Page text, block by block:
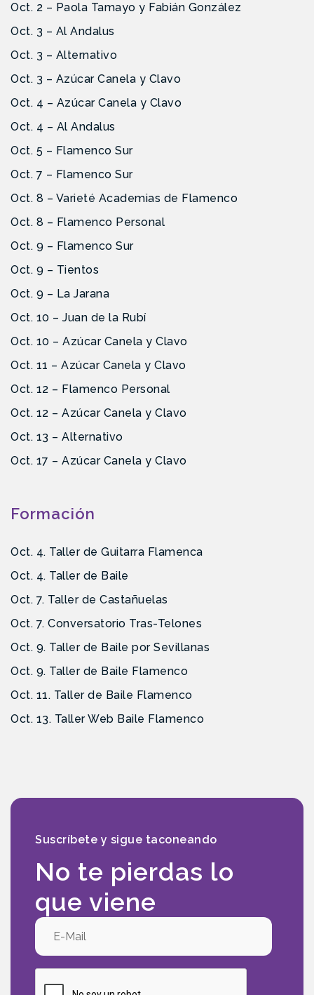
Oct. 2 – Paola Tamayo y Fabián González
Oct. 3 – Al Andalus
Oct. 3 – Alternativo
Oct. 3 – Azúcar Canela y Clavo
Oct. 4 – Azúcar Canela y Clavo
Oct. 4 – Al Andalus
Oct. 5 – Flamenco Sur
Oct. 7 – Flamenco Sur
Oct. 8 – Varieté Academias de Flamenco
Oct. 8 – Flamenco Personal
Oct. 9 – Flamenco Sur
Oct. 9 – Tientos
Oct. 9 – La Jarana
Oct. 10 – Juan de la Rubí
Oct. 10 – Azúcar Canela y Clavo
Oct. 11 – Azúcar Canela y Clavo
Oct. 12 – Flamenco Personal
Oct. 12 – Azúcar Canela y Clavo
Oct. 13 – Alternativo
Oct. 17 – Azúcar Canela y Clavo
Formación
Oct. 4. Taller de Guitarra Flamenca
Oct. 4. Taller de Baile
Oct. 7. Taller de Castañuelas
Oct. 7. Conversatorio Tras-Telones
Oct. 9. Taller de Baile por Sevillanas
Oct. 9. Taller de Baile Flamenco
Oct. 11. Taller de Baile Flamenco
Oct. 13. Taller Web Baile Flamenco
Suscríbete y sigue taconeando
No te pierdas lo
que viene